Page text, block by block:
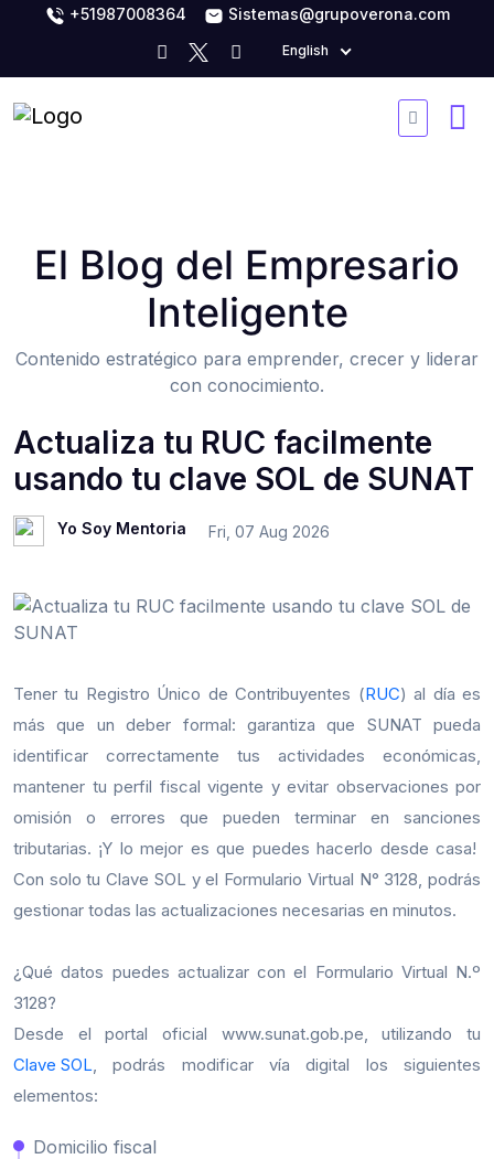
+51987008364 Sistemas@grupoverona.com
English
El Blog del Empresario
Inteligente
Contenido estratégico para emprender, crecer y liderar
con conocimiento.
Actualiza tu RUC facilmente
usando tu clave SOL de SUNAT
Yo Soy Mentoria Fri, 07 Aug 2026
Tener tu Registro Único de Contribuyentes (RUC) al día es
más que un deber formal: garantiza que SUNAT pueda
identificar correctamente tus actividades económicas,
mantener tu perfil fiscal vigente y evitar observaciones por
omisión o errores que pueden terminar en sanciones
tributarias. ¡Y lo mejor es que puedes hacerlo desde casa!
Con solo tu Clave SOL y el Formulario Virtual N° 3128, podrás
gestionar todas las actualizaciones necesarias en minutos.
¿Qué datos puedes actualizar con el Formulario Virtual N.º
3128?
Desde el portal oficial www.sunat.gob.pe, utilizando tu
Clave SOL, podrás modificar vía digital los siguientes
elementos:
Domicilio fiscal